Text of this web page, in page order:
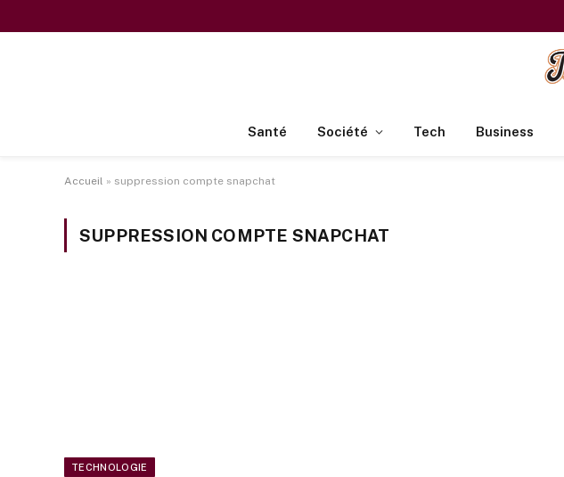
Santé Société Tech Business
Accueil » suppression compte snapchat
SUPPRESSION COMPTE SNAPCHAT
TECHNOLOGIE